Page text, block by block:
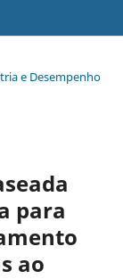
e Desempenho
para
ao